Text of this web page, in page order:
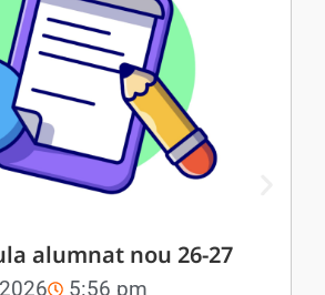
alumnat nou 26-27
5:56 pm